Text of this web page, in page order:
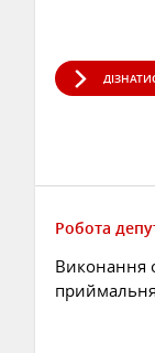
Робота
Виконання
приймальня,